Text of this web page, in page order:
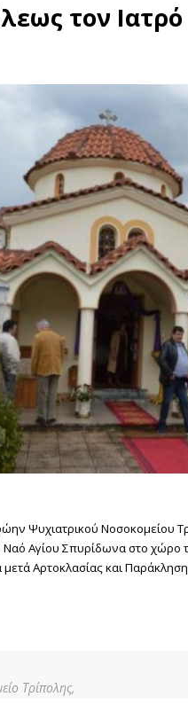
τον Ιατρό
Ψυχιατρικού Νοσοκομείου
Ναό Αγίου Σπυρίδωνα στο
μετά Αρτοκλασίας και
Τρίπολης,